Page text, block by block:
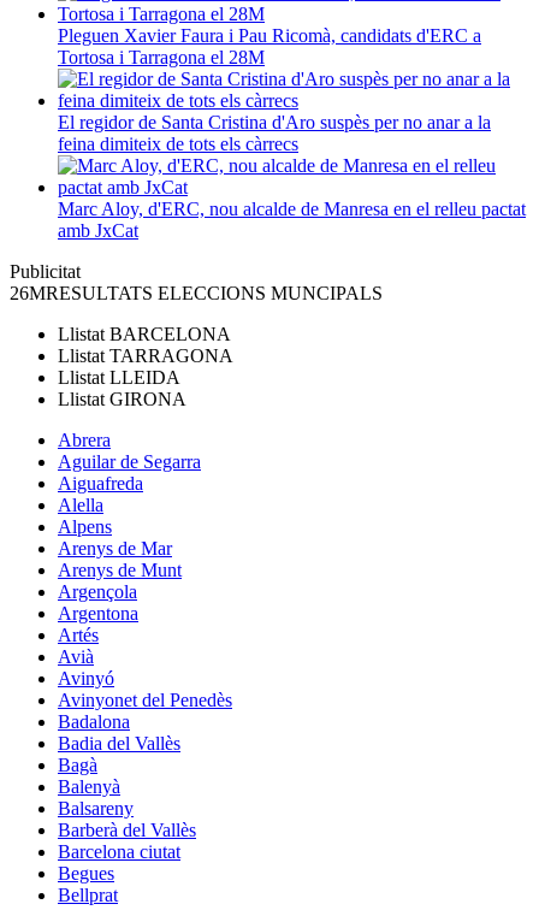
Pleguen Xavier Faura i Pau Ricomà, candidats d'ERC a
Tortosa i Tarragona el 28M
El regidor de Santa Cristina d'Aro suspès per no anar a la
feina dimiteix de tots els càrrecs
Marc Aloy, d'ERC, nou alcalde de Manresa en el relleu pactat
amb JxCat
Publicitat
26MRESULTATS ELECCIONS MUNCIPALS
Llistat BARCELONA
Llistat TARRAGONA
Llistat LLEIDA
Llistat GIRONA
Abrera
Aguilar de Segarra
Aiguafreda
Alella
Alpens
Arenys de Mar
Arenys de Munt
Argençola
Argentona
Artés
Avià
Avinyó
Avinyonet del Penedès
Badalona
Badia del Vallès
Bagà
Balenyà
Balsareny
Barberà del Vallès
Barcelona ciutat
Begues
Bellprat